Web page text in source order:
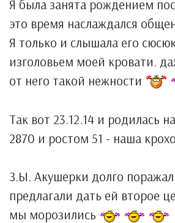
Я была занята рождением
это время наслаждался
Я только и слышала его
изголовьем моей кровати.
от него такой нежности
Так вот 23.12.14 и родилась
2870 и ростом 51 - наша
З.Ы. Акушерки долго
предлагали дать ей второе
мы морозились